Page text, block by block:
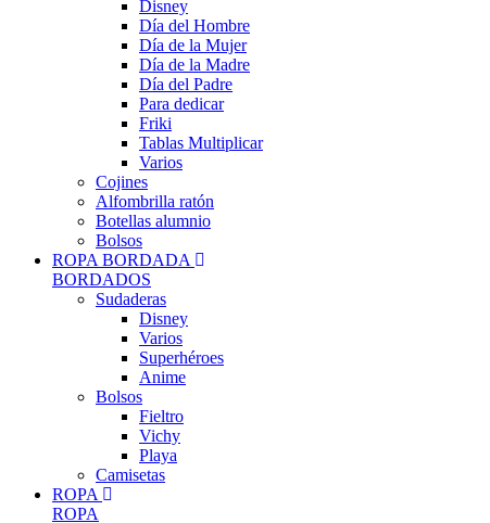
Disney
Día del Hombre
Día de la Mujer
Día de la Madre
Día del Padre
Para dedicar
Friki
Tablas Multiplicar
Varios
Cojines
Alfombrilla ratón
Botellas alumnio
Bolsos
ROPA BORDADA
BORDADOS
Sudaderas
Disney
Varios
Superhéroes
Anime
Bolsos
Fieltro
Vichy
Playa
Camisetas
ROPA
ROPA